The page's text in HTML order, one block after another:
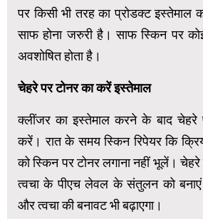
पर किसी भी तरह का प्रोडक्ट
साफ होना जरुरी है। साफ स्किन पर
अवशोषित होता है।
चेहरे पर टोनर का करें इस्तेमाल
क्लींजर का इस्तेमाल करने के बाद चेहरे
करें। रात के समय स्किन रिपेयर कि
को स्किन पर टोनर लगाना नहीं भूलें।
त्वचा के पीएच लेवल के संतुलन को
और त्वचा की बनावट भी बढ़ाएगा।